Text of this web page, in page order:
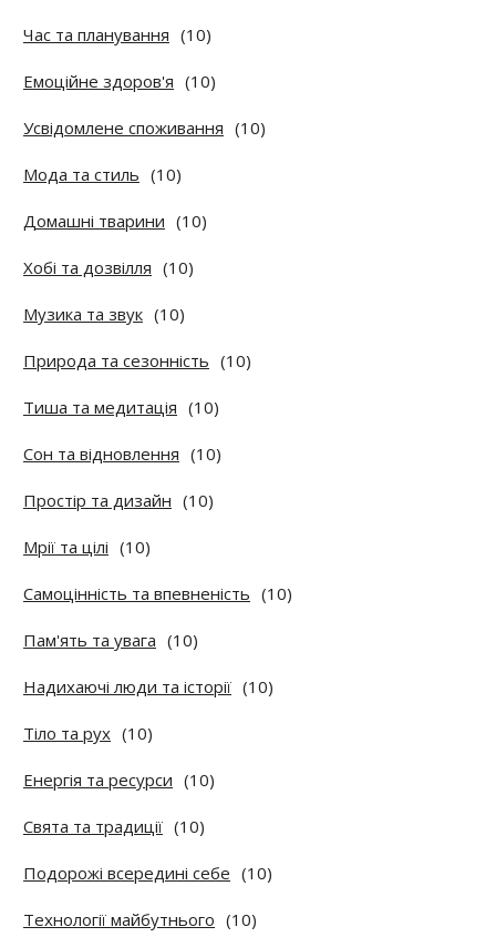
Час та планування (10)
Емоційне здоров'я (10)
Усвідомлене споживання (10)
Мода та стиль (10)
Домашні тварини (10)
Хобі та дозвілля (10)
Музика та звук (10)
Природа та сезонність (10)
Тиша та медитація (10)
Сон та відновлення (10)
Простір та дизайн (10)
Мрії та цілі (10)
Самоцінність та впевненість (10)
Пам'ять та увага (10)
Надихаючі люди та історії (10)
Тіло та рух (10)
Енергія та ресурси (10)
Свята та традиції (10)
Подорожі всередині себе (10)
Технології майбутнього (10)